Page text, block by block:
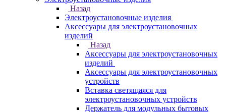
Назад
Электроустановочные изделия
Аксессуары для электроустановочных
изделий
Назад
Аксессуары для электроустановочных
изделий
Аксессуары для электроустановочных
устройств
Вставка светящаяся для
электроустановочных устройств
Держатель для модульных бытовых